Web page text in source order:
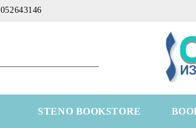
052643146
STENO BOOKSTORE